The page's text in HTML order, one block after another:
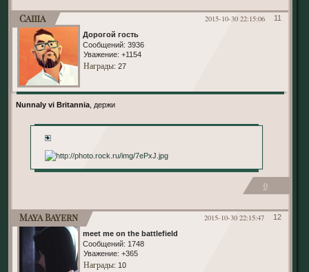
11
2015-10-30 22:15:06
Саша
Дорогой гость
Сообщений: 3936
Уважение: +1154
Награды: 27
Nunnaly vi Britannia , держи
+
0
12
2015-10-30 22:15:47
Maya Bayern
meet me on the battlefield
Сообщений: 1748
Уважение: +365
Награды: 10